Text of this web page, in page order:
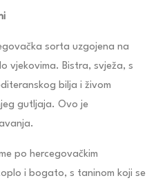
sorta uzgojena na
vjekovima. Bistra, svježa, s
bilja i živom
gutljaja. Ovo je
po hercegovačkim
i bogato, s taninom koji se